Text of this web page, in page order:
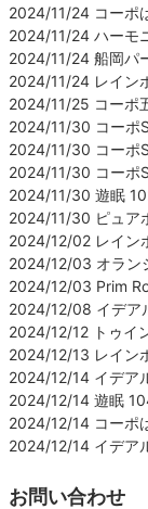
2024/11/24 コーポ
2024/11/24 ハーモ
2024/11/24 船岡パ
2024/11/24 レイン
2024/11/25 コーポ
2024/11/30 コーポ
2024/11/30 コーポ
2024/11/30 コーポ
2024/11/30 遊眠
2024/11/30 ピュア
2024/12/02 レイン
2024/12/03 オラン
2024/12/03 Prim
2024/12/08 イデア
2024/12/12 トゥイ
2024/12/13 レイン
2024/12/14 イデア
2024/12/14 遊眠
2024/12/14 コーポ
2024/12/14 イデア
お問い合わせ